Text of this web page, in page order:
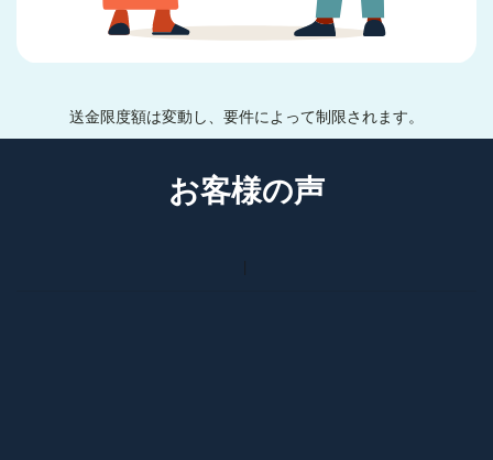
送金限度額は変動し、要件によって制限されます。
お客様の声